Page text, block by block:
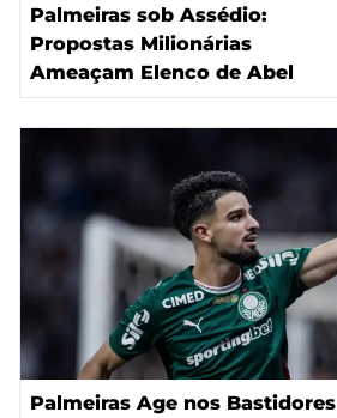
Palmeiras sob Assédio:
Propostas Milionárias
Ameaçam Elenco de Abel
Palmeiras Age nos Bastidores